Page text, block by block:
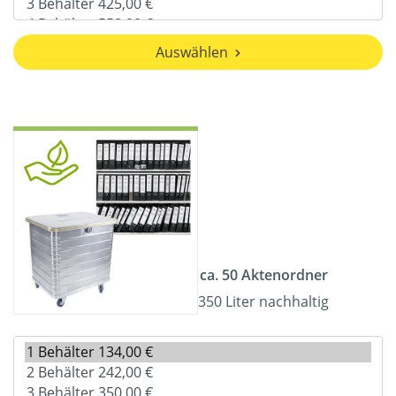
Auswählen
ca. 50 Aktenordner
350 Liter nachhaltig